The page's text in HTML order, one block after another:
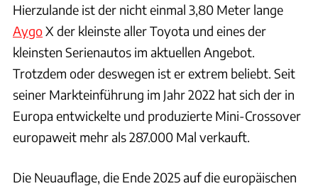
Hierzulande ist der nicht einmal 3,80 Meter lange
AygoX der kleinste aller Toyota und eines der
kleinsten Serienautos im aktuellen Angebot.
Trotzdem oder deswegen ist er extrem beliebt. Seit
seiner Markteinführung im Jahr 2022 hat sich der in
Europa entwickelte und produzierte Mini-Crossover
europaweit mehr als 287.000 Mal verkauft.
Die Neuauflage, die Ende 2025 auf die europäischen